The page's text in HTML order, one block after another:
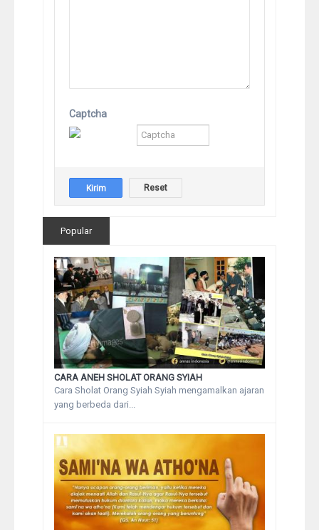
Captcha
Popular
CARA ANEH SHOLAT ORANG SYIAH
Cara Sholat Orang Syiah Syiah mengamalkan ajaran
yang berbeda dari...